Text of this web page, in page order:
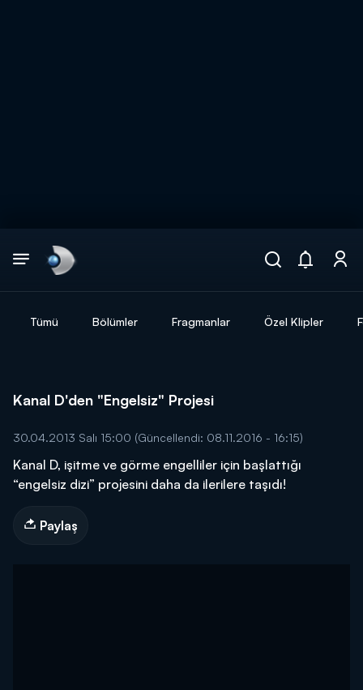
Tümü Bölümler Fragmanlar Özel Klipler
Kanal D'den "Engelsiz" Projesi
30.04.2013 Salı 15:00 (Güncellendi: 08.11.2016 - 16:15)
Kanal D, işitme ve görme engelliler için başlattığı
“engelsiz dizi” projesini daha da ilerilere taşıdı!
Paylaş